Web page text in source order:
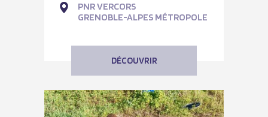
PNR VERCORS
GRENOBLE-ALPES MÉTROPOLE
DÉCOUVRIR